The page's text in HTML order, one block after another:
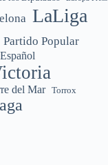
LaLiga
Partido Popular
del Mar Torrox